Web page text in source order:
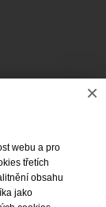
×
webu a pro
třetích
obsahu
jako